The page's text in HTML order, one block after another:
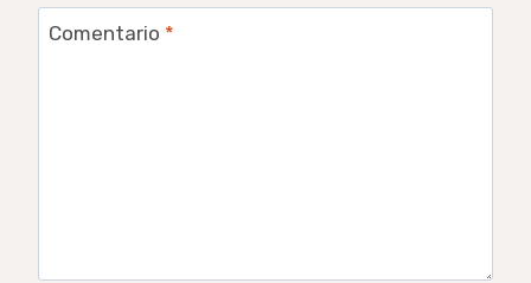
Comentario *